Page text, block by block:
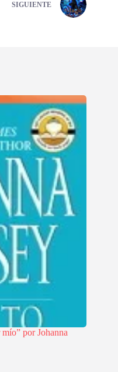
SIGUIENTE
por Johanna